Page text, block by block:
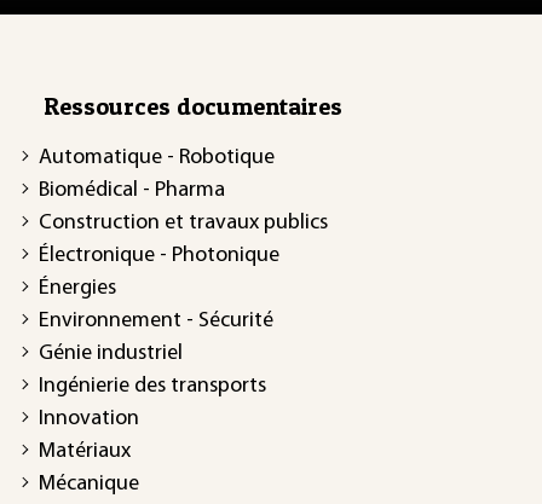
Ressources documentaires
Automatique - Robotique
Biomédical - Pharma
Construction et travaux publics
Électronique - Photonique
Énergies
Environnement - Sécurité
Génie industriel
Ingénierie des transports
Innovation
Matériaux
Mécanique